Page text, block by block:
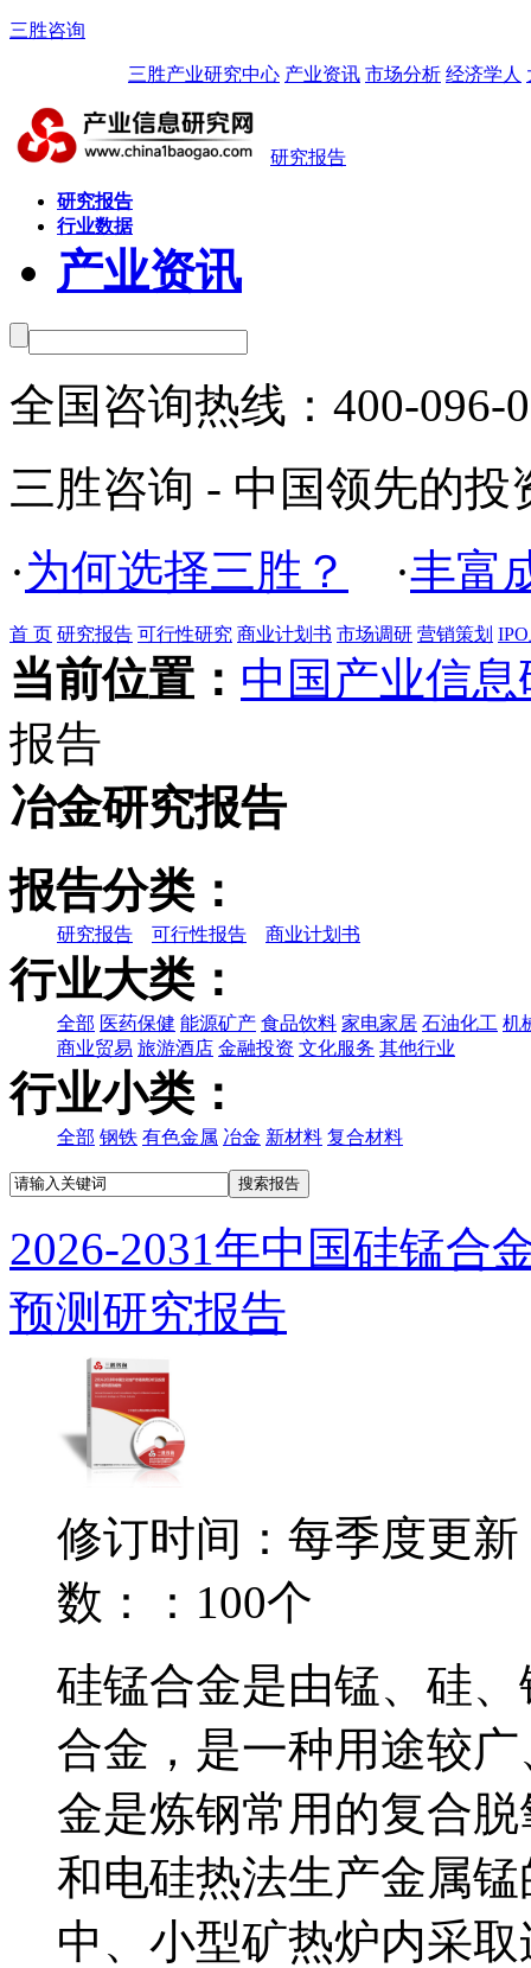
三胜咨询
三胜产业研究中心 产业资讯 市场分析 经济学人
研究报告
研究报告
行业数据
产业资讯
全国咨询热线： 400-096-
三胜咨询 - 中国领先的投
·为何选择三胜？ ·丰富
首 页 研究报告 可行性研究 商业计划书 市场调研 营销策划
当前位置： 中国产业信
报告
冶金研究报告
报告分类：
研究报告 可行性报告 商业计划书
行业大类：
全部 医药保健 能源矿产 食品饮料 家电家居 石油化工 机
商业贸易 旅游酒店 金融投资 文化服务 其他行业
行业小类：
全部 钢铁 有色金属 冶金 新材料 复合材料
2026-2031年中国硅锰合
预测研究报告
修订时间：每季度更新
数：：100个
硅锰合金是由锰、硅
合金，是一种用途较
金是炼钢常用的复合
和电硅热法生产金属
中、小型矿热炉内采